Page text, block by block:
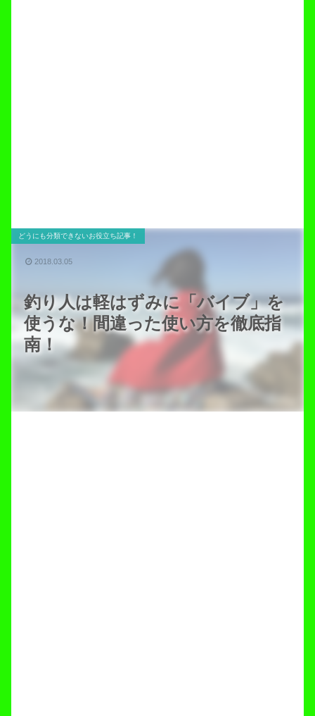
釣り人は軽はずみに「バイブ」を
使うな！間違った使い方を徹底指
南！
どうにも分類できないお役立ち記事！
2018.03.05